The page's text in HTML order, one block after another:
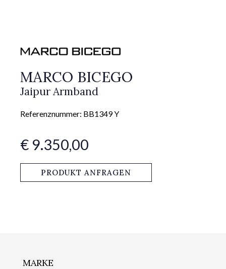
MARCO BICEGO
Jaipur Armband
Referenznummer: BB1349 Y
€ 9.350,00
PRODUKT ANFRAGEN
MARKE